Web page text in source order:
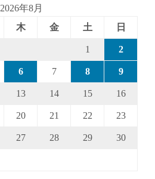
2026年8月
木 金 土 日
1 2
6 7 8 9
13 14 15 16
20 21 22 23
27 28 29 30